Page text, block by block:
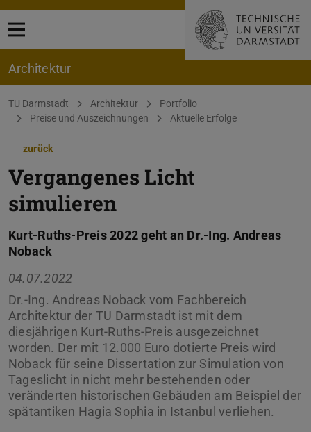
Menü öffnen
Architektur
Sie befinden sich hier:
TU Darmstadt Architektur
Portfolio
Preise und Auszeichnungen
Aktuelle Erfolge
zurück
Vergangenes Licht
simulieren
Kurt-Ruths-Preis 2022 geht an Dr.-Ing. Andreas
Noback
04.07.2022
Dr.-Ing. Andreas Noback vom Fachbereich
Architektur der TU Darmstadt ist mit dem
diesjährigen Kurt-Ruths-Preis ausgezeichnet
worden. Der mit 12.000 Euro dotierte Preis wird
Noback für seine Dissertation zur Simulation von
Tageslicht in nicht mehr bestehenden oder
veränderten historischen Gebäuden am Beispiel der
spätantiken Hagia Sophia in Istanbul verliehen.